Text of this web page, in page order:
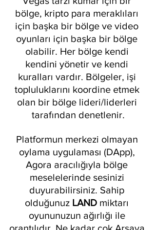
bölge, kripto para meraklıları
için başka bir bölge ve video
oyunları için başka bir bölge
olabilir. Her bölge kendi
kendini yönetir ve kendi
kuralları vardır. Bölgeler, işi
topluluklarını koordine etmek
olan bir bölge lideri/liderleri
tarafından denetlenir.
Platformun merkezi olmayan
oylama uygulaması (DApp),
Agora aracılığıyla bölge
meselelerinde sesinizi
duyurabilirsiniz. Sahip
olduğunuz LAND miktarı
oyununuzun ağırlığı ile